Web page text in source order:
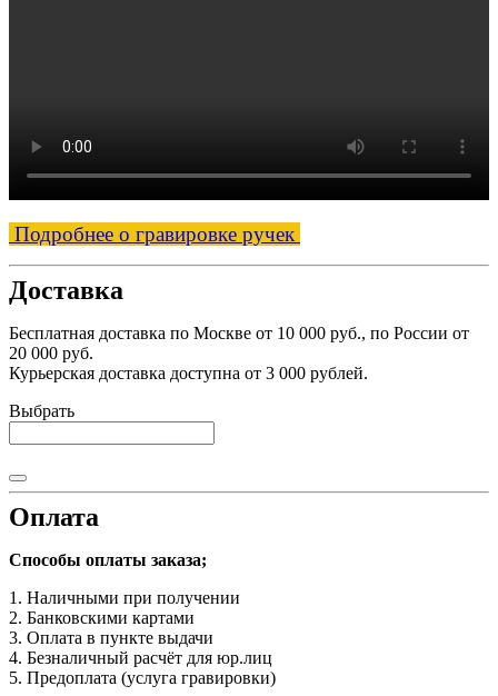
Подробнее о гравировке ручек
Доставка
Бесплатная доставка по Москве от 10 000 руб., по России от
20 000 руб.
Курьерская доставка доступна от 3 000 рублей.
Выбрать
Оплата
Способы оплаты заказа;
1. Наличными при получении
2. Банковскими картами
3. Оплата в пункте выдачи
4. Безналичный расчёт для юр.лиц
5. Предоплата (услуга гравировки)